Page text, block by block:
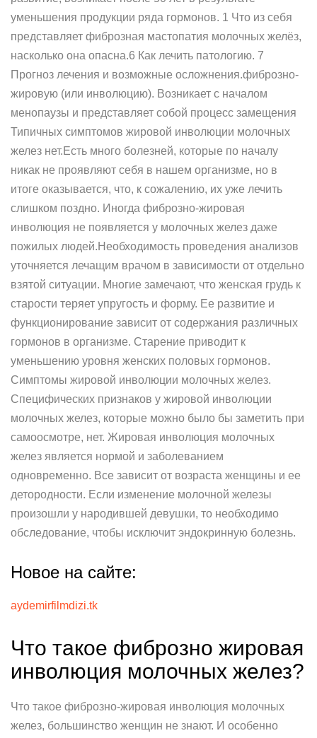
уменьшения продукции ряда гормонов. 1 Что из себя
представляет фиброзная мастопатия молочных желёз,
насколько она опасна.6 Как лечить патологию. 7
Прогноз лечения и возможные осложнения.фиброзно-
жировую (или инволюцию). Возникает с началом
менопаузы и представляет собой процесс замещения
Типичных симптомов жировой инволюции молочных
желез нет.Есть много болезней, которые по началу
никак не проявляют себя в нашем организме, но в
итоге оказывается, что, к сожалению, их уже лечить
слишком поздно. Иногда фиброзно-жировая
инволюция не появляется у молочных желез даже
пожилых людей.Необходимость проведения анализов
уточняется лечащим врачом в зависимости от отдельно
взятой ситуации. Многие замечают, что женская грудь к
старости теряет упругость и форму. Ее развитие и
функционирование зависит от содержания различных
гормонов в организме. Старение приводит к
уменьшению уровня женских половых гормонов.
Симптомы жировой инволюции молочных желез.
Специфических признаков у жировой инволюции
молочных желез, которые можно было бы заметить при
самоосмотре, нет. Жировая инволюция молочных
желез является нормой и заболеванием
одновременно. Все зависит от возраста женщины и ее
детородности. Если изменение молочной железы
произошли у народившей девушки, то необходимо
обследование, чтобы исключит эндокринную болезнь.
Новое на сайте:
aydemirfilmdizi.tk
Что такое фиброзно жировая
инволюция молочных желез?
Что такое фиброзно-жировая инволюция молочных
желез, большинство женщин не знают. И особенно